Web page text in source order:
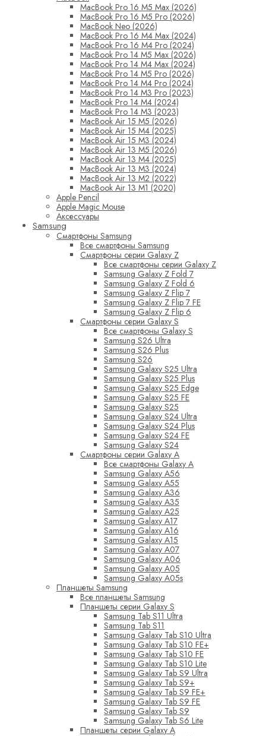
MacBook Pro 16 M5 Max (2026)
MacBook Pro 16 M5 Pro (2026)
MacBook Neo (2026)
MacBook Pro 16 M4 Max (2024)
MacBook Pro 16 M4 Pro (2024)
MacBook Pro 14 M5 Max (2026)
MacBook Pro 14 M4 Max (2024)
MacBook Pro 14 M5 Pro (2026)
MacBook Pro 14 M4 Pro (2024)
MacBook Pro 14 M3 Pro (2023)
MacBook Pro 14 M4 (2024)
MacBook Pro 14 M3 (2023)
MacBook Air 15 M5 (2026)
MacBook Air 15 M4 (2025)
MacBook Air 15 M3 (2024)
MacBook Air 13 M5 (2026)
MacBook Air 13 M4 (2025)
MacBook Air 13 M3 (2024)
MacBook Air 13 M2 (2022)
MacBook Air 13 M1 (2020)
Apple Pencil
Apple Magic Mouse
Аксессуары
Samsung
Смартфоны Samsung
Все смартфоны Samsung
Смартфоны серии Galaxy Z
Все смартфоны серии Galaxy Z
Samsung Galaxy Z Fold 7
Samsung Galaxy Z Fold 6
Samsung Galaxy Z Flip 7
Samsung Galaxy Z Flip 7 FE
Samsung Galaxy Z Flip 6
Смартфоны серии Galaxy S
Все смартфоны Galaxy S
Samsung S26 Ultra
Samsung S26 Plus
Samsung S26
Samsung Galaxy S25 Ultra
Samsung Galaxy S25 Plus
Samsung Galaxy S25 Edge
Samsung Galaxy S25 FE
Samsung Galaxy S25
Samsung Galaxy S24 Ultra
Samsung Galaxy S24 Plus
Samsung Galaxy S24 FE
Samsung Galaxy S24
Смартфоны серии Galaxy A
Все смартфоны Galaxy A
Samsung Galaxy A56
Samsung Galaxy A55
Samsung Galaxy A36
Samsung Galaxy A35
Samsung Galaxy A25
Samsung Galaxy A17
Samsung Galaxy A16
Samsung Galaxy A15
Samsung Galaxy A07
Samsung Galaxy A06
Samsung Galaxy A05
Samsung Galaxy A05s
Планшеты Samsung
Все планшеты Samsung
Планшеты серии Galaxy S
Samsung Tab S11 Ultra
Samsung Tab S11
Samsung Galaxy Tab S10 Ultra
Samsung Galaxy Tab S10 FE+
Samsung Galaxy Tab S10 FE
Samsung Galaxy Tab S10 Lite
Samsung Galaxy Tab S9 Ultra
Samsung Galaxy Tab S9+
Samsung Galaxy Tab S9 FE+
Samsung Galaxy Tab S9 FE
Samsung Galaxy Tab S9
Samsung Galaxy Tab S6 Lite
Планшеты серии Galaxy A